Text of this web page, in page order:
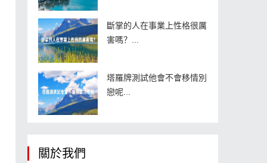
斷掌的人在事業上性格很厲
害嗎？...
塔羅牌測試他會不會移情別
戀呢...
關於我們